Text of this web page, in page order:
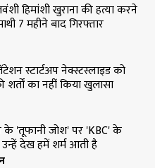
हिमांशी खुराना की हत्या करने
7 महीने बाद गिरफ्तार
स्टार्टअप नेक्स्टस्लाइड को
शर्तों का नहीं किया खुलासा
के 'तूफानी जोश' पर 'KBC' के
देख हमें शर्म आती है